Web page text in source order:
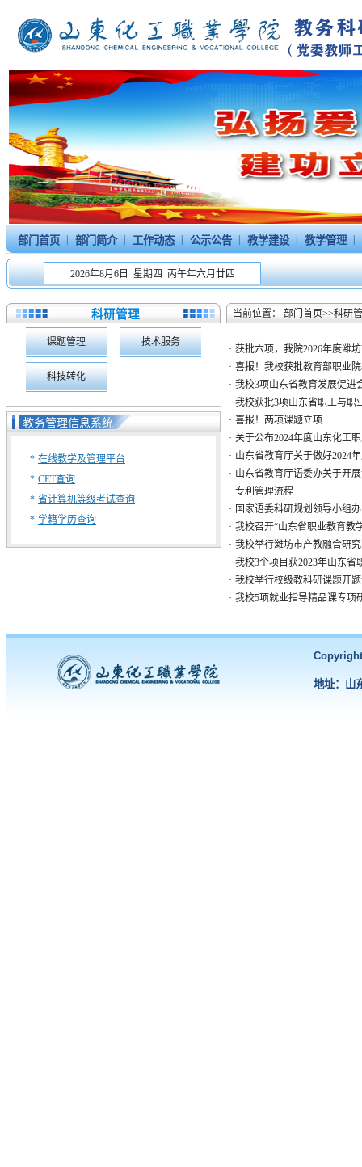
部门首页 | 部门简介 | 工作动态 | 公示公告 | 教学建设 | 教学管理 |
2026年8月6日 星期四 丙午年六月廿四
科研管理
课题管理 技术服务
科技转化
教务管理信息系统
* 在线教学及管理平台
* CET查询
* 省计算机等级考试查询
* 学籍学历查询
当前位置： 部门首页>>科研
· 获批六项，我院2026年度潍
· 喜报！我校获批教育部职业
· 我校3项山东省教育发展促进
· 我校获批3项山东省职工与职
· 喜报！两项课题立项
· 关于公布2024年度山东化工
· 山东省教育厅关于做好2024
· 山东省教育厅语委办关于开
· 专利管理流程
· 国家语委科研规划领导小组
· 我校召开“山东省职业教育教
· 我校举行潍坊市产教融合研
· 我校3个项目获2023年山东
· 我校举行校级教科研课题开
· 我校5项就业指导精品课专项
Copyright
地址：山